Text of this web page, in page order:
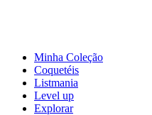
Minha Coleção
Coquetéis
Listmania
Level up
Explorar